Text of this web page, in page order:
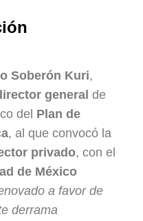
Soberón Kuri,
irector general de
del Plan de
, al que convocó la
privado, con el
de México
a favor de
derrama